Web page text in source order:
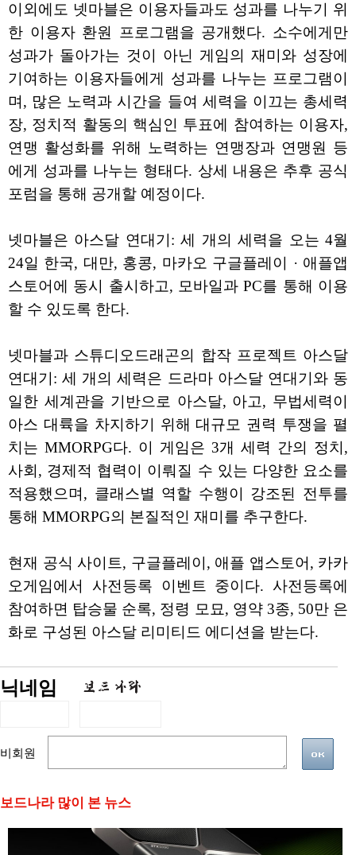
이외에도 넷마블은 이용자들과도 성과를 나누기 위
한 이용자 환원 프로그램을 공개했다. 소수에게만
성과가 돌아가는 것이 아닌 게임의 재미와 성장에
기여하는 이용자들에게 성과를 나누는 프로그램이
며, 많은 노력과 시간을 들여 세력을 이끄는 총세력
장, 정치적 활동의 핵심인 투표에 참여하는 이용자,
연맹 활성화를 위해 노력하는 연맹장과 연맹원 등
에게 성과를 나누는 형태다. 상세 내용은 추후 공식
포럼을 통해 공개할 예정이다.
넷마블은 아스달 연대기: 세 개의 세력을 오는 4월
24일 한국, 대만, 홍콩, 마카오 구글플레이 · 애플앱
스토어에 동시 출시하고, 모바일과 PC를 통해 이용
할 수 있도록 한다.
넷마블과 스튜디오드래곤의 합작 프로젝트 아스달
연대기: 세 개의 세력은 드라마 아스달 연대기와 동
일한 세계관을 기반으로 아스달, 아고, 무법세력이
아스 대륙을 차지하기 위해 대규모 권력 투쟁을 펼
치는 MMORPG다. 이 게임은 3개 세력 간의 정치,
사회, 경제적 협력이 이뤄질 수 있는 다양한 요소를
적용했으며, 클래스별 역할 수행이 강조된 전투를
통해 MMORPG의 본질적인 재미를 추구한다.
현재 공식 사이트, 구글플레이, 애플 앱스토어, 카카
오게임에서 사전등록 이벤트 중이다. 사전등록에
참여하면 탑승물 순록, 정령 모묘, 영약 3종, 50만 은
화로 구성된 아스달 리미티드 에디션을 받는다.
닉네임
비회원
보드나라 많이 본 뉴스